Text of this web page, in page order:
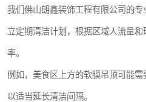
我们佛山朗鑫装饰工程有限公司的
立定期清洁计划，根据区域人流量
率。
例如，美食区上方的软膜吊顶可能需
以适当延长清洁间隔。